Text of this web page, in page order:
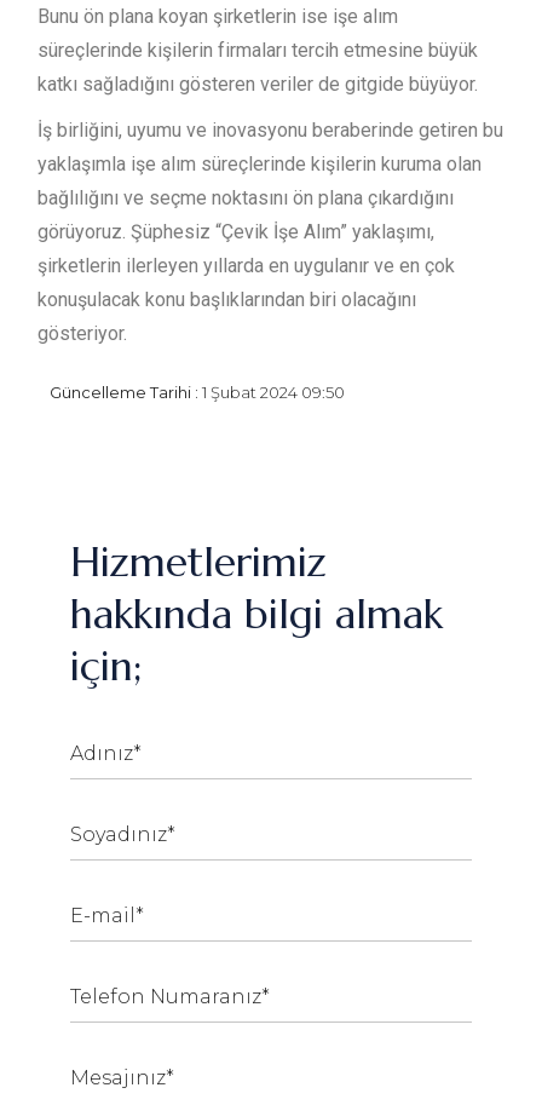
Bunu ön plana koyan şirketlerin ise işe alım
süreçlerinde kişilerin firmaları tercih etmesine büyük
katkı sağladığını gösteren veriler de gitgide büyüyor.
İş birliğini, uyumu ve inovasyonu beraberinde getiren bu
yaklaşımla işe alım süreçlerinde kişilerin kuruma olan
bağlılığını ve seçme noktasını ön plana çıkardığını
görüyoruz. Şüphesiz “Çevik İşe Alım” yaklaşımı,
şirketlerin ilerleyen yıllarda en uygulanır ve en çok
konuşulacak konu başlıklarından biri olacağını
gösteriyor.
Güncelleme Tarihi : 1 Şubat 2024 09:50
Hizmetlerimiz
hakkında bilgi almak
için;